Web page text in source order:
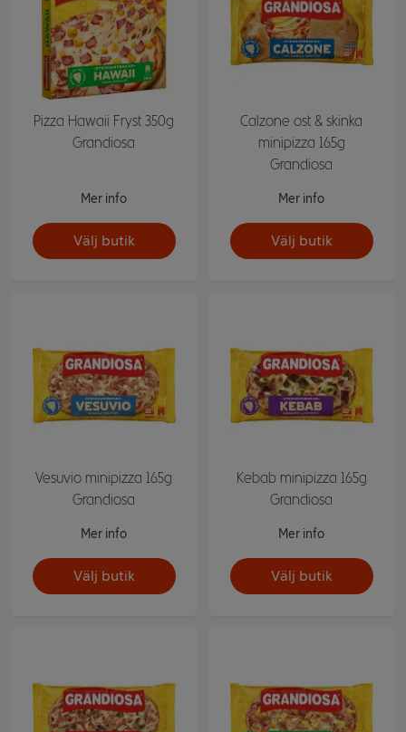
Pizza Hawaii Fryst 350g
Grandiosa
Mer info
Välj butik
Calzone ost & skinka
minipizza 165g
Grandiosa
Mer info
Välj butik
Vesuvio minipizza 165g
Grandiosa
Mer info
Välj butik
Kebab minipizza 165g
Grandiosa
Mer info
Välj butik